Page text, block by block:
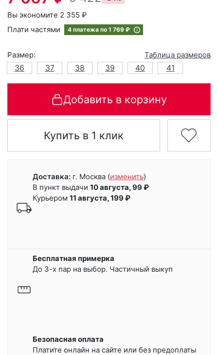
Вы экономите 2 355 ₽
Плати частями
4 платежа по 1 769 ₽
Размер:
Таблица размеров
36
37 38 39 40 41
Добавить в корзину
Купить в 1 клик
Доставка: г. Москва (изменить)
В пункт выдачи 10 августа, 99 ₽
Курьером 11 августа, 199 ₽
Бесплатная примерка
До 3-х пар на выбор. Частичный выкуп
Безопасная оплата
Платите онлайн на сайте или без предоплаты